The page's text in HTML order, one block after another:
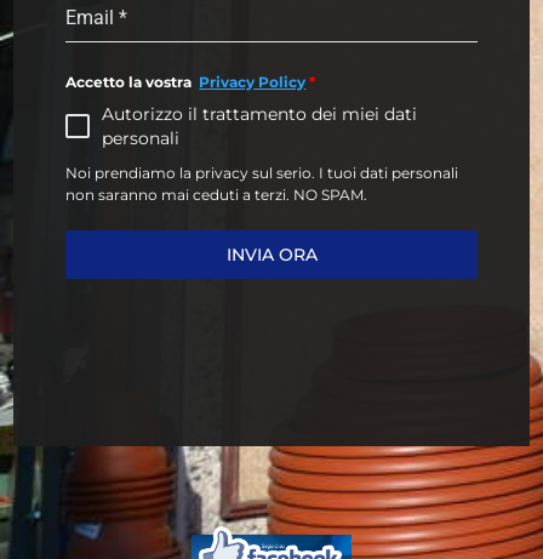
Email*
Accetto la vostra Privacy Policy *
Autorizzo il trattamento dei miei dati
personali
Noi prendiamo la privacy sul serio. I tuoi dati personali
non saranno mai ceduti a terzi. NO SPAM.
INVIA ORA